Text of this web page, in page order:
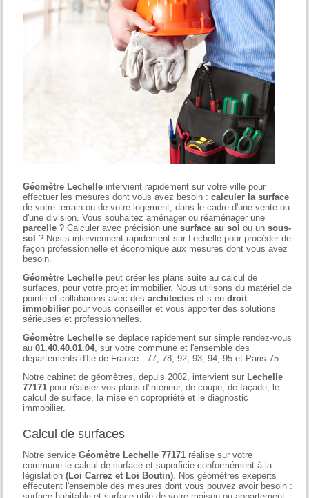
Géomètre Lechelle intervient rapidement sur votre ville pour
effectuer les mesures dont vous avez besoin :calculer la surface
de votre terrain ou de votre logement, dans le cadre d'une vente ou
d'une division. Vous souhaitez aménager ou réaménager une
parcelle ? Calculer avec précision unesurface au sol ou unsous-
sol ? Nos s interviennent rapidement sur Lechelle pour procéder de
façon professionnelle et économique aux mesures dont vous avez
besoin.
Géomètre Lechelle peut créer les plans suite au calcul de
surfaces, pour votre projet immobilier. Nous utilisons du matériel de
pointe et collabarons avec desarchitectes et s endroit
immobilier pour vous conseiller et vous apporter des solutions
sérieuses et professionnelles.
Géomètre Lechelle se déplace rapidement sur simple rendez-vous
au01.40.40.01.04, sur votre commune et l'ensemble des
départements d'Ile de France : 77, 78, 92, 93, 94, 95 et Paris 75.
Notre cabinet de géomètres, depuis 2002, intervient sur Lechelle
77171 pour réaliser vos plans d'intérieur, de coupe, de façade, le
calcul de surface, la mise en copropriété et le diagnostic
immobilier.
Calcul de surfaces
Notre serviceGéomètre Lechelle 77171 réalise sur votre
commune le calcul de surface et superficie conformément à la
législation(Loi Carrez et Loi Boutin). Nos géomètres exeperts
effecutent l'ensemble des mesures dont vous pouvez avoir besoin :